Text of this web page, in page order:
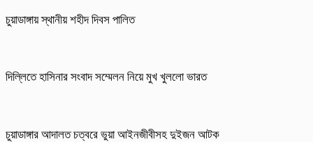
চুয়াডাঙ্গায় স্থানীয় শহীদ দিবস পা‌লিত
দিল্লিতে হাসিনার সংবাদ সম্মেলন নিয়ে মুখ খুললো ভারত
চুয়াডাঙ্গার আদালত চত্বরে ভুয়া আইনজীবীসহ দুইজন আটক